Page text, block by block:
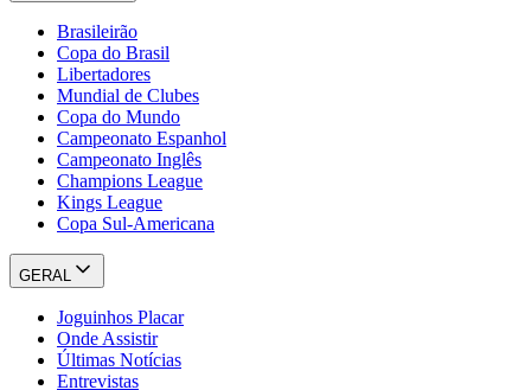
Brasileirão
Copa do Brasil
Libertadores
Mundial de Clubes
Copa do Mundo
Campeonato Espanhol
Campeonato Inglês
Champions League
Kings League
Copa Sul-Americana
GERAL
Joguinhos Placar
Onde Assistir
Últimas Notícias
Entrevistas